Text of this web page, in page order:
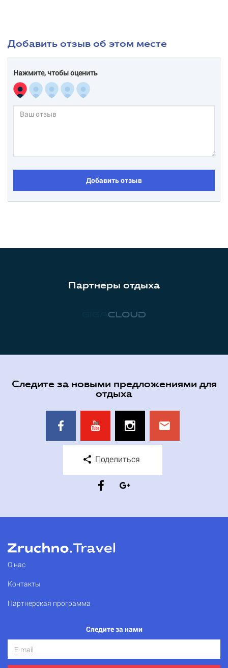
Добавить отзыв об этом месте
Нажмите, чтобы оценить
Добавить отзыв
Партнеры отдыха
Следите за новыми предложениями для
отдыха
Поделиться
О нас
Контакты
Партнерская программа
Следите за нами